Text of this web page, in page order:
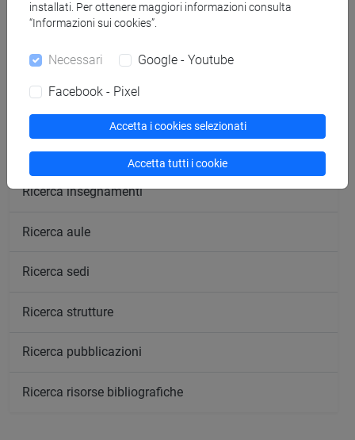
segui il feed
Cerca nel sito
Ricerca persone
Ricerca insegnamenti
Ricerca aule
Ricerca sedi
Ricerca strutture
Ricerca pubblicazioni
Ricerca risorse bibliografiche
installati. Per ottenere maggiori informazioni consulta
“Informazioni sui cookies”.
Necessari Google - Youtube
Facebook - Pixel
Accetta i cookies selezionati
Accetta tutti i cookie